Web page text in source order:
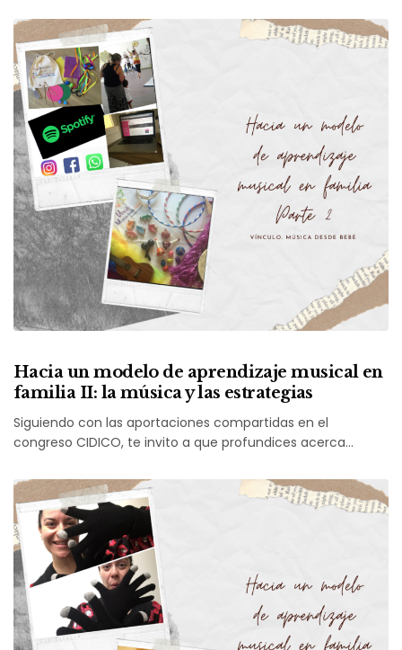
Hacia un modelo de aprendizaje musical en
familia II: la música y las estrategias
Siguiendo con las aportaciones compartidas en el
congreso CIDICO, te invito a que profundices acerca…